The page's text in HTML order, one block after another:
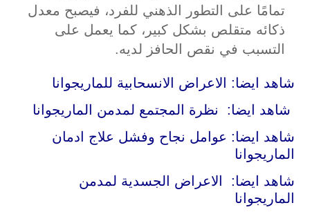
تمامًا على التطور الذهني للفرد، فيصبح معدل
ذكائه متقلص بشكل كبير، كما يعمل على
التسبب في نقص الحافز لديه.
شاهد ايضا:
الاعراض الانسحابية للماريجوانا
شاهد ايضا: نظرة المجتمع لمدمن الماريجوانا
شاهد ايضا: عوامل نجاح وفشل علاج ادمان
الماريجوانا
شاهد ايضا:
الاعراض الجسدية لمدمن
الماريجوانا